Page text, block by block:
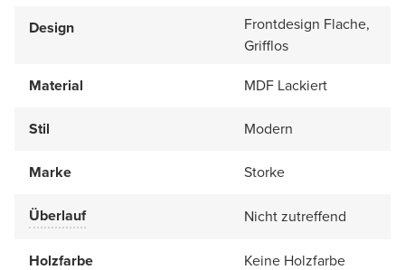
Design
Frontdesign Flache,
Grifflos
Material
MDF Lackiert
Stil Modern
Marke Storke
Überlauf Nicht zutreffend
Holzfarbe Keine Holzfarbe